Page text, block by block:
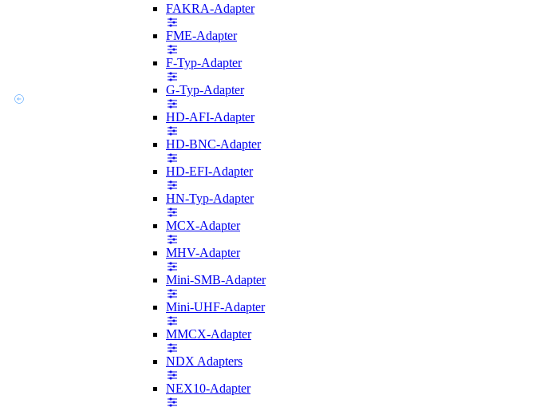
FAKRA-Adapter
FME-Adapter
F-Typ-Adapter
G-Typ-Adapter
HD-AFI-Adapter
HD-BNC-Adapter
HD-EFI-Adapter
HN-Typ-Adapter
MCX-Adapter
MHV-Adapter
Mini-SMB-Adapter
Mini-UHF-Adapter
MMCX-Adapter
NDX Adapters
NEX10-Adapter